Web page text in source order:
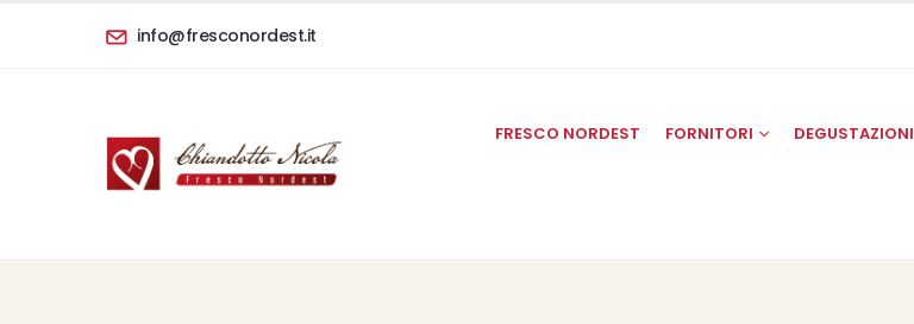
info@fresconordest.it
FRESCO NORDEST FORNITORI DEGUSTAZIONI